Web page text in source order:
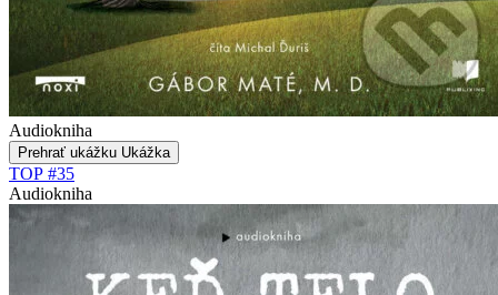
Audiokniha
Prehrať ukážku Ukážka
TOP #35
Audiokniha